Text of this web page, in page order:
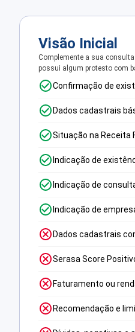
Visão Inicial
Complemente a sua
possui algum protesto com
Confirmação de
Dados cadastrais
Situação na Receita
Indicação de
Indicação de
Indicação de
Dados cadastrais
Serasa Score
Faturamento ou
Recomendação e